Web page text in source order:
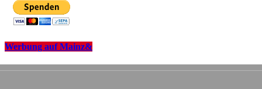
Werbung auf Mainz&